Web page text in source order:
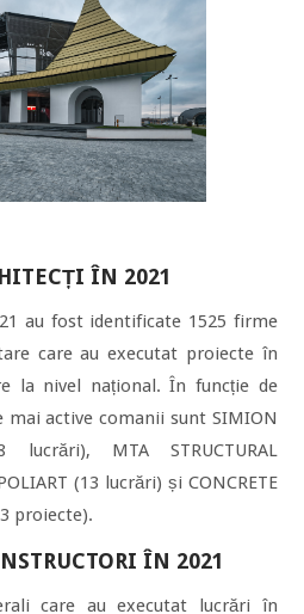
ÎN 2021
au fost identificate 1525 firme
care au executat proiecte în
la nivel național. În funcție de
active comanii sunt SIMION
lucrări), MTA STRUCTURAL
(13 lucrări) și CONCRETE
proiecte).
ÎN 2021
care au executat lucrări în